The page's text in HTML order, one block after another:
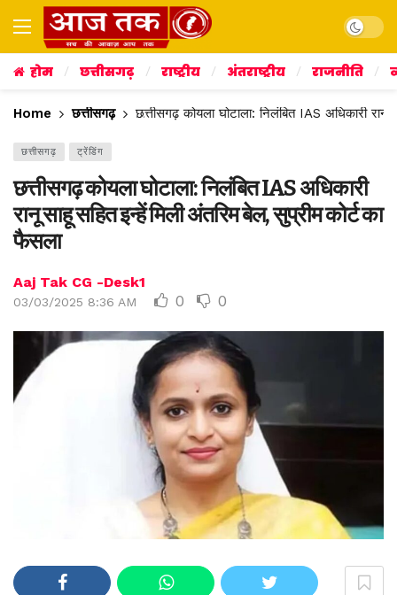
Dark
होम छत्तीसगढ़ राष्ट्रीय अंतराष्ट्रीय राजनीति
Home छत्तीसगढ़ छत्तीसगढ़ कोयला घोटाला: निलंबित IAS अधिकारी
छत्तीसगढ़ ट्रेंडिंग
छत्तीसगढ़ कोयला घोटाला: निलंबित IAS अधिकारी
रानू साहू सहित इन्हें मिली अंतरिम बेल, सुप्रीम कोर्ट का
फैसला
Aaj Tak CG -Desk1
03/03/2025 8:36 AM 0 0